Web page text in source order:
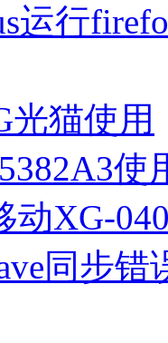
运行
光猫使用
使
动XG-
同步错